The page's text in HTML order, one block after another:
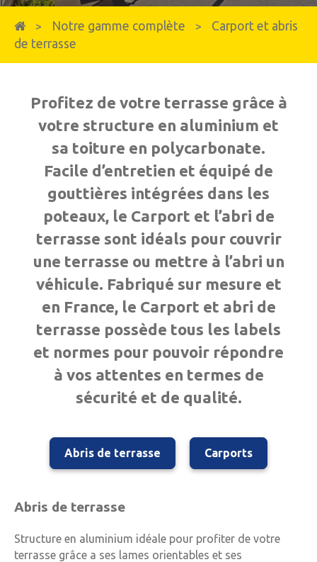
> Notre gamme complète >
Carport et abris
de terrasse
Profitez de votre terrasse grâce à
votre structure en aluminium et
sa toiture en polycarbonate.
Facile d’entretien et équipé de
gouttières intégrées dans les
poteaux, le Carport et l’abri de
terrasse sont idéals pour couvrir
une terrasse ou mettre à l’abri un
véhicule. Fabriqué sur mesure et
en France, le Carport et abri de
terrasse possède tous les labels
et normes pour pouvoir répondre
à vos attentes en termes de
sécurité et de qualité.
Abris de terrasse Carports
Abris de terrasse
Structure en aluminium idéale pour profiter de votre
terrasse grâce a ses lames orientables et ses